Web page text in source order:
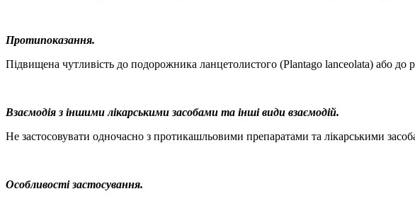
Протипоказання.
Підвищена чутливість до подорожника ланцетолистого (Plantago lanceolata) або
Взаємодія з іншими лікарськими засобами та інші види взаємодій.
Не застосовувати одночасно з протикашльовими препаратами та лікарськими
Особливості застосування.